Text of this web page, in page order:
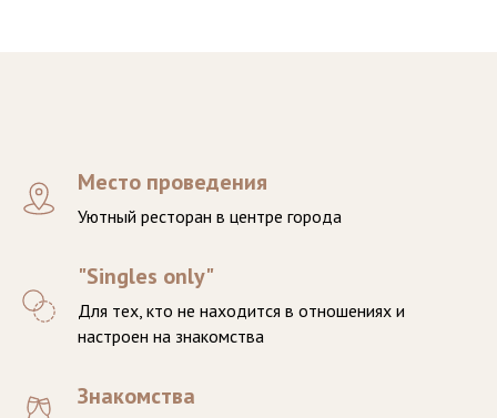
Место проведения
Уютный ресторан в центре города
"Singles only"
Для тех, кто не находится в отношениях и
настроен на знакомства
Знакомства